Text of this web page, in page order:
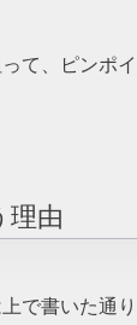
て、ピンポ
理由
で書いた通